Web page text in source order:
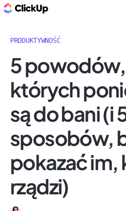
PRODUKTYWNOŚĆ
5
których
są do bani (i
sposobów,
pokazać im,
rządzi)